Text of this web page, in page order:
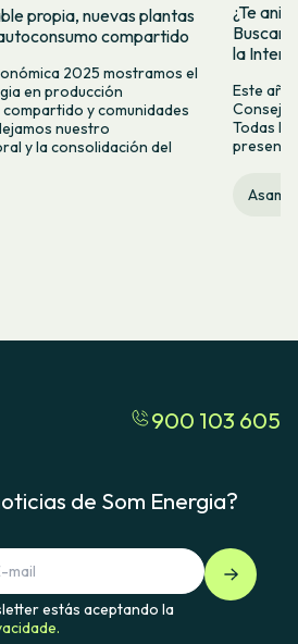
propia, nuevas plantas
compartido
2025 mostramos el
en producción
y comunidades
nuestro
y la consolidación del
¿Te
la
Este
Consejo
Todas
900 103 605
de Som Energia?
estás aceptando la